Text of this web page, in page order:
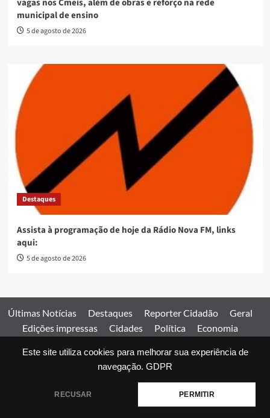
Este site utiliza cookies para melhorar sua experiência de
navegação. GDPR
RECUSAR PERMITIR
vagas nos Cmeis, além de obras e reforço na rede
municipal de ensino
5 de agosto de 2026
Destaques
Assista à programação de hoje da Rádio Nova FM, links
aqui:
5 de agosto de 2026
Últimas Notícias Destaques Reporter Cidadão
Geral
Edições impressas
Cidades Política
Economia
Comercial
Edições impressas Expediente Home
© 2026 Jornal Estado de Goiás. Todos os direitos reservados.
by AF themes.